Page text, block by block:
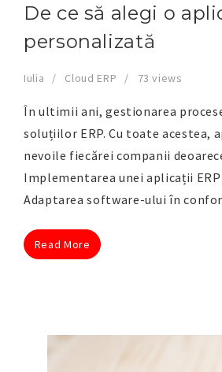
De ce să alegi o
personalizată
Iulia Cloud ERP 73 views
În ultimii ani, gestionarea
soluțiilor ERP. Cu toate
nevoile fiecărei companii
Implementarea unei aplicații
Adaptarea software-ului în
Read More